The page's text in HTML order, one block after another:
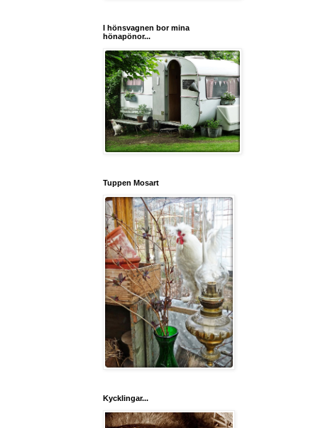
I hönsvagnen bor mina
hönapönor...
Tuppen Mosart
Kycklingar...